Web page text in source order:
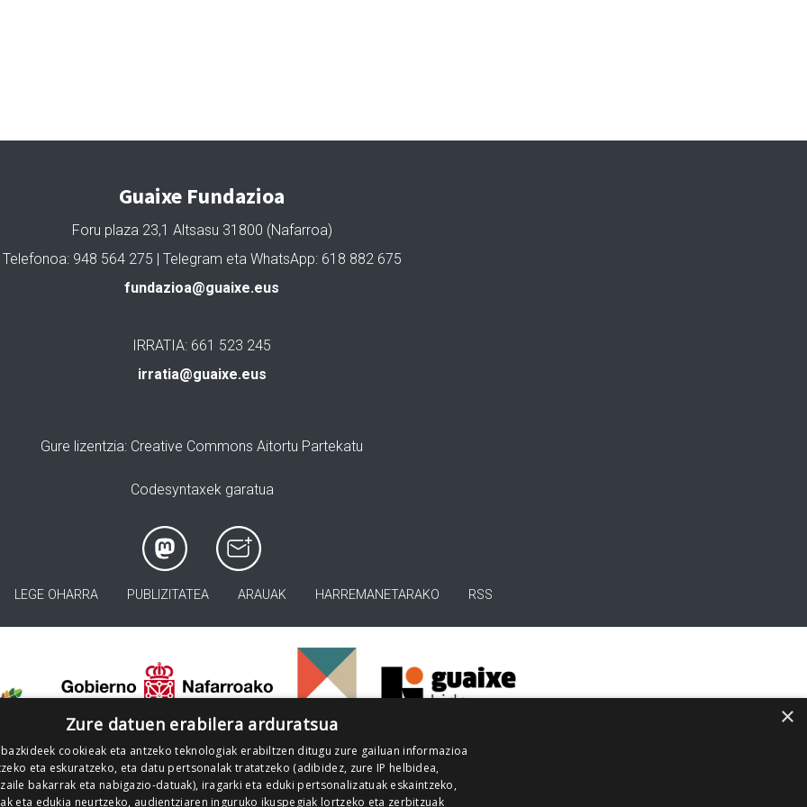
Guaixe Fundazioa
Foru plaza 23,1 Altsasu 31800 (Nafarroa)
Telefonoa: 948 564 275 | Telegram eta WhatsApp: 618 882 675
fundazioa@guaixe.eus
IRRATIA: 661 523 245
irratia@guaixe.eus
Gure lizentzia: Creative Commons Aitortu Partekatu
Codesyntaxek garatua
LEGE OHARRA PUBLIZITATEA ARAUAK HARREMANETARAKO RSS
×
Zure datuen erabilera arduratsua
cookieak eta antzeko teknologiak erabiltzen ditugu zure gailuan informazioa
eta eskuratzeko, eta datu pertsonalak tratatzeko (adibidez, zure IP helbidea,
bakarrak eta nabigazio-datuak), iragarki eta eduki pertsonalizatuak eskaintzeko,
eta edukia neurtzeko, audientziaren inguruko ikuspegiak lortzeko eta zerbitzuak